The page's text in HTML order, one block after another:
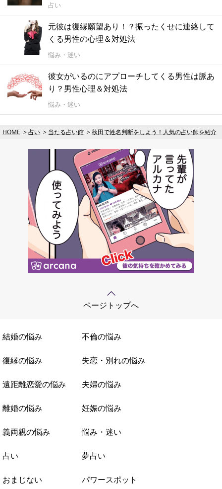
占い
元彼は復縁願望あり！？振ったくせに連絡して
くる男性の心理＆対処法
悩み・迷い
彼女がいるのにアプローチしてくる男性は脈あ
り？男性心理＆対処法
悩み・迷い
HOME 占い 当たる占い館 秋田で姓名判断をしよう！人気の占い師を紹介
ページトップへ
結婚の悩み 不倫の悩み
復縁の悩み 失恋・別れの悩み
遠距離恋愛の悩み 夫婦の悩み
離婚の悩み 妊娠の悩み
義両親の悩み 悩み・迷い
占い 夢占い
おまじない パワースポット